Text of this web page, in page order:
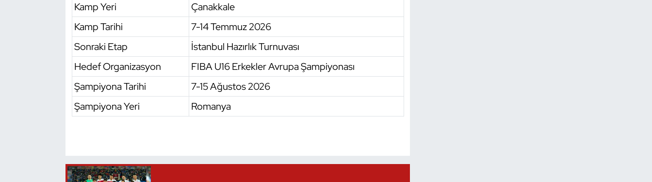
Kamp Yeri
Çanakkale
Kamp Tarihi
7-14 Temmuz 2026
Sonraki Etap
İstanbul Hazırlık Turnuvası
Hedef Organizasyon
FIBA U16 Erkekler Avrupa Şampiyonası
Şampiyona Tarihi
7-15 Ağustos 2026
Şampiyona Yeri
Romanya
Sualtı Sporları